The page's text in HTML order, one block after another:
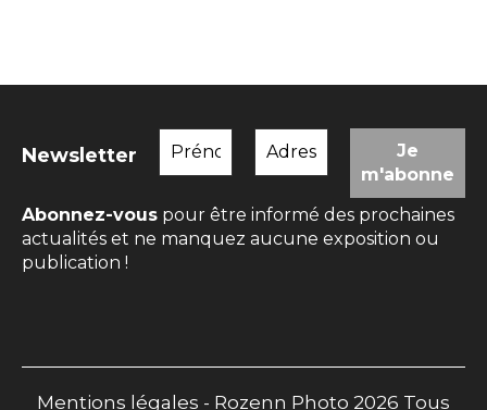
Newsletter
Abonnez-vous pour être informé des prochaines
actualités et ne manquez aucune exposition ou
publication !
Mentions légales - Rozenn Photo 2026 Tous